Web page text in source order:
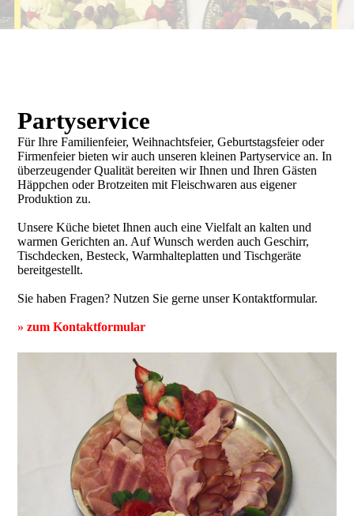
Partyservice
Für Ihre Familienfeier, Weihnachtsfeier, Geburtstagsfeier oder
Firmenfeier bieten wir auch unseren kleinen Partyservice an. In
überzeugender Qualität bereiten wir Ihnen und Ihren Gästen
Häppchen oder Brotzeiten mit Fleischwaren aus eigener
Produktion zu.
Unsere Küche bietet Ihnen auch eine Vielfalt an kalten und
warmen Gerichten an. Auf Wunsch werden auch Geschirr,
Tischdecken, Besteck, Warmhalteplatten und Tischgeräte
bereitgestellt.
Sie haben Fragen? Nutzen Sie gerne unser Kontaktformular.
»zum Kontaktformular